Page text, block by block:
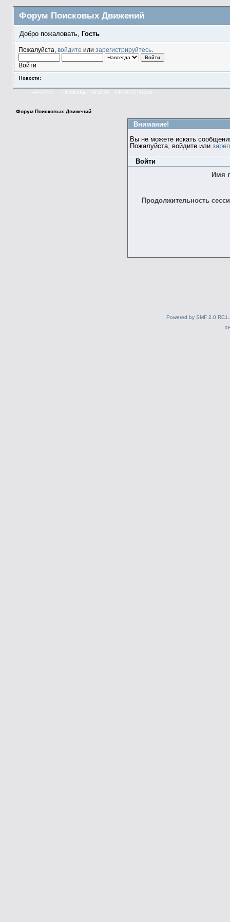
Форум Поисковых Движений
Добро пожаловать, Гость
Пожалуйста, войдите или зарегистрируйтесь.
Войти
Новости:
НАЧАЛО ПОМОЩЬ ВОЙТИ РЕГИСТРАЦИЯ
Форум Поисковых Движений
Внимание!
Вы не можете искать
Пожалуйста, войдите или
Войти
Имя
Продолжительность
Powered by SMF 2.0